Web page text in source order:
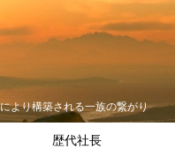
より構築される一族の繋がり
歴代社長